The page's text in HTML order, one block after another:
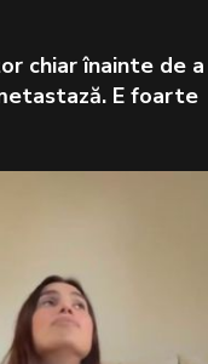
chiar înainte de a
E foarte